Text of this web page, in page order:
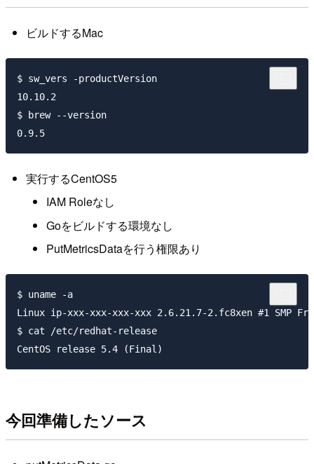
ビルドするMac
$ sw_vers -productVersion
10.10.2
$ brew --version
実行するCentOS5
IAM Roleなし
Goをビルドする環境なし
PutMetricsDataを行う権限あり
$ uname -a
Linux ip-xxx-xxx-xxx-xxx 2.6.21.7-2.fc8xen #1 SMP Fri
$ cat /etc/redhat-release
今回準備したソース